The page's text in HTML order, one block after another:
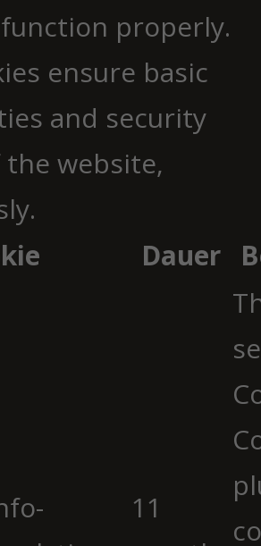
properly.
ensure basic
and security
website,
Dauer
11